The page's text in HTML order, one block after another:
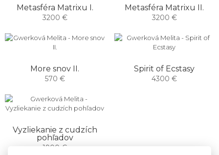
Metasféra Matrixu I.
3200 €
Metasféra Matrixu II.
3200 €
More snov II.
570 €
Spirit of Ecstasy
4300 €
Vyzliekanie z cudzích
pohľadov
1900 €